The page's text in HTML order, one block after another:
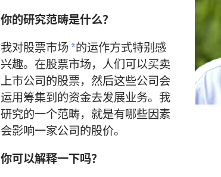
你的研究范畴是什么？
我对股票市场 *的运作方式特别感
兴趣。在股票市场，人们可以买卖
上市公司的股票，然后这些公司会
运用筹集到的资金去发展业务。我
研究的一个范畴，就是有哪些因素
会影响一家公司的股价。
你可以解释一下吗？